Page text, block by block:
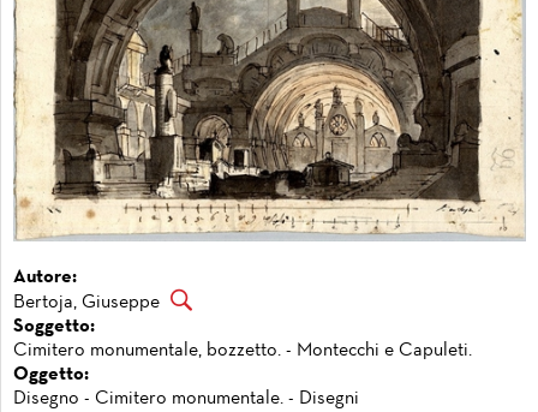
Autore:
Bertoja, Giuseppe
Soggetto:
Cimitero monumentale, bozzetto. - Montecchi e Capuleti.
Oggetto:
Disegno - Cimitero monumentale. - Disegni